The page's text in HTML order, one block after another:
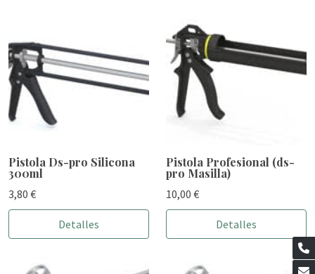
Pistola Ds-pro Silicona
300ml
3,80 €
Detalles
Pistola Profesional (ds-
pro Masilla)
10,00 €
Detalles